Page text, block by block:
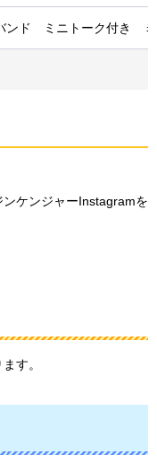
ンド ミ ニトーク付き ミ
ケンジャーInstagramを
す。